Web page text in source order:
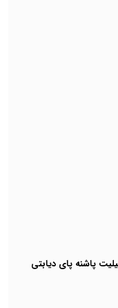
پاشنه پای دیابتی